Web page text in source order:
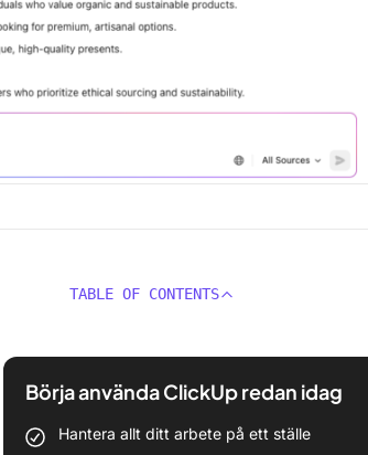
TABLE OF CONTENTS
Börja använda ClickUp redan idag
Hantera allt ditt arbete på ett ställe